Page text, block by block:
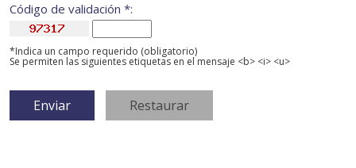
Código de validación *:
*Indica un campo requerido (obligatorio)
Se permiten las siguientes etiquetas en el mensaje <b> <i> <u>